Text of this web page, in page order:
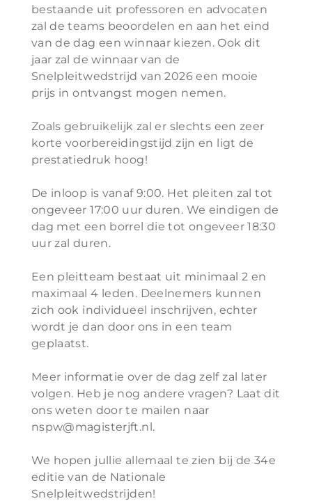
bestaande uit professoren en advocaten
zal de teams beoordelen en aan het eind
van de dag een winnaar kiezen. Ook dit
jaar zal de winnaar van de
Snelpleitwedstrijd van 2026 een mooie
prijs in ontvangst mogen nemen.
Zoals gebruikelijk zal er slechts een zeer
korte voorbereidingstijd zijn en ligt de
prestatiedruk hoog!
De inloop is vanaf 9:00. Het pleiten zal tot
ongeveer 17:00 uur duren. We eindigen de
dag met een borrel die tot ongeveer 18:30
uur zal duren.
Een pleitteam bestaat uit minimaal 2 en
maximaal 4 leden. Deelnemers kunnen
zich ook individueel inschrijven, echter
wordt je dan door ons in een team
geplaatst.
Meer informatie over de dag zelf zal later
volgen. Heb je nog andere vragen? Laat dit
ons weten door te mailen naar
nspw@magisterjft.nl.
We hopen jullie allemaal te zien bij de 34e
editie van de Nationale
Snelpleitwedstrijden!